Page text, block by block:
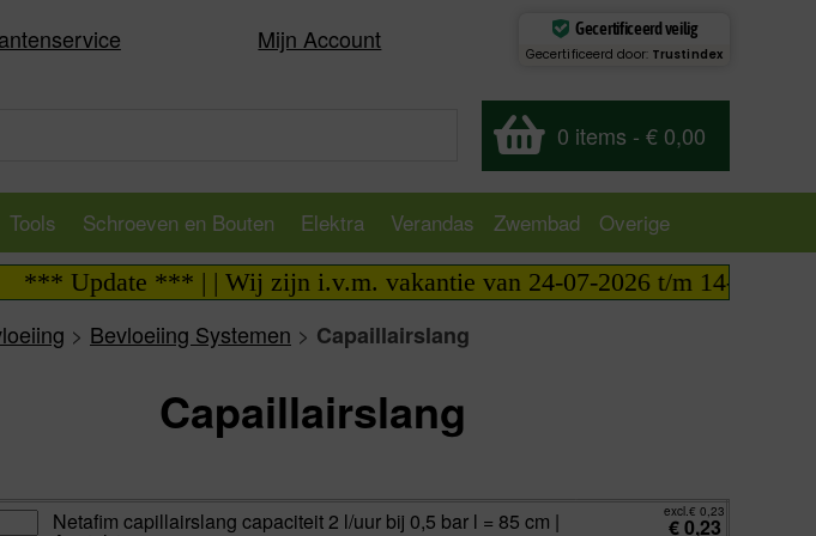
Mijn Account Gecertificeerd veilig
Gecertificeerd door: Trustindex
0 items - € 0,00
Tools Schroeven en Bouten Elektra Verandas Zwembad
Overige
Update *** | | Wij zijn i.v.m. vakantie van 24-07-2026 t/m 14-08-2026
> Bevloeiing Systemen > Capaillairslang
Capaillairslang
Netafim capillairslang capaciteit 2 l/uur bij 0,5 bar l = 85 cm | excl.€ 0,23
€0,23